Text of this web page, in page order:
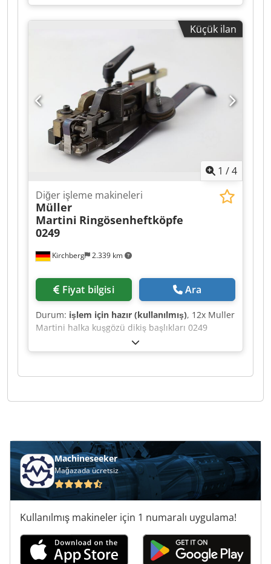
Küçük ilan
1 /4
Kirchberg 2.339 km
Diğer işleme makineleri
Müller
Martini Ringösenheftköpfe
0249
Fiyat bilgisi Ara
Durum: işlem için hazır (kullanılmış), 12x Muller
Martini halka kuşgözü dikiş başlıkları 0249
Machineseeker
Mağazada ücretsiz
Kullanılmış makineler için 1 numaralı uygulama!